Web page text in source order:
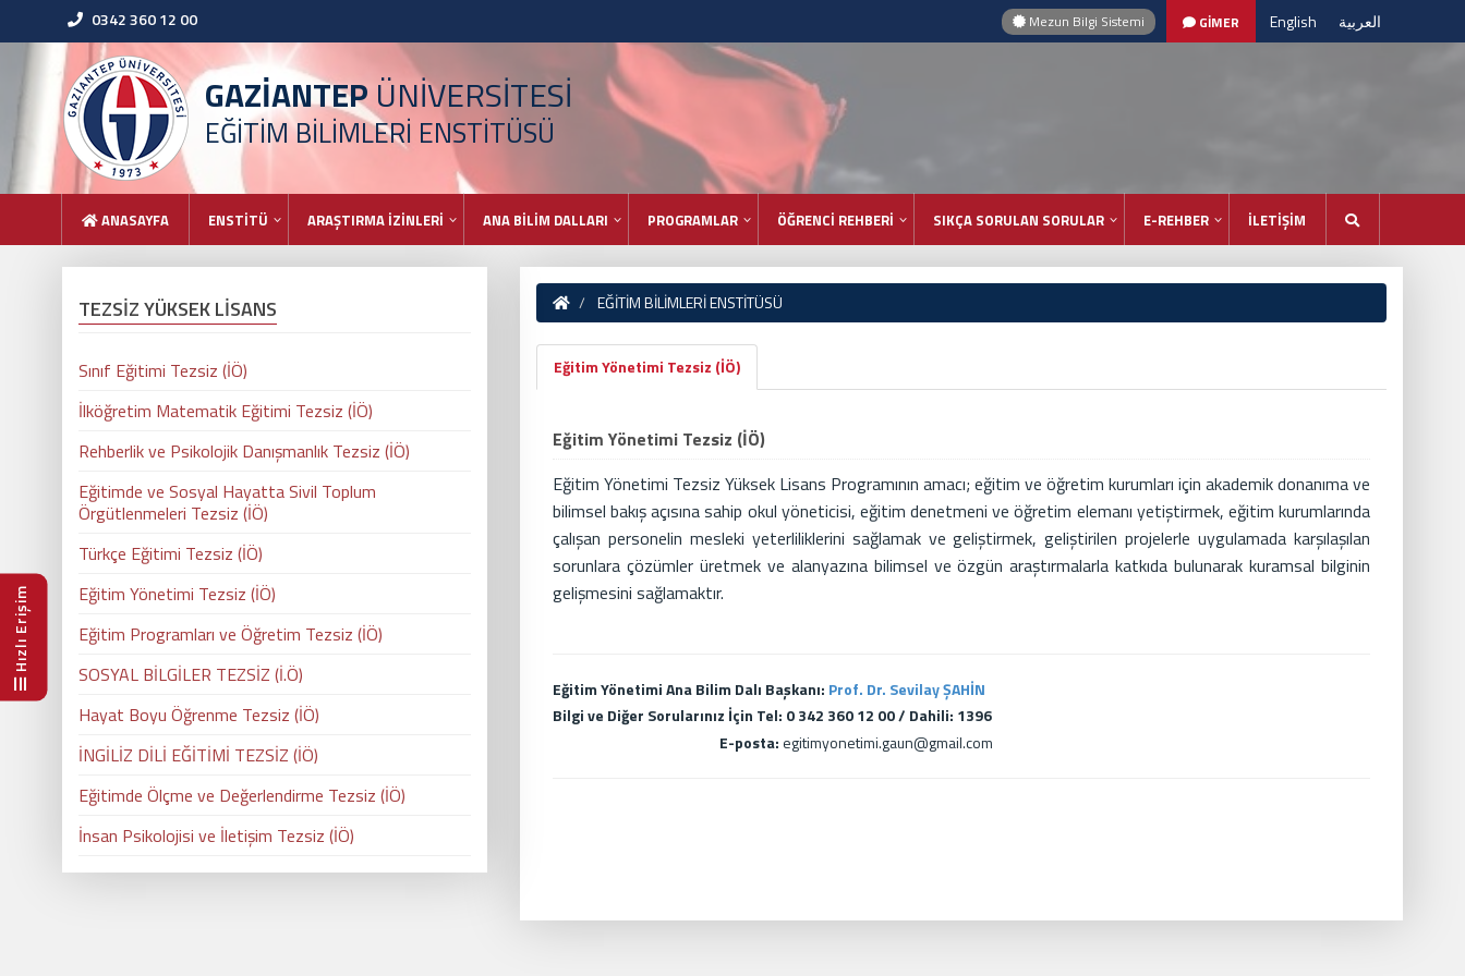
Hızlı Erişim
0342 360 12 00 Mezun Bilgi Sistemi GİMER English العربية
GAZİANTEPÜNİVERSİTESİ
EĞİTİM BİLİMLERİ ENSTİTÜSÜ
ANASAYFA ENSTİTÜ ARAŞTIRMA İZİNLERİ ANA BİLİM DALLARI PROGRAMLAR ÖĞRENCİ REHBERİ SIKÇA SORULAN SORULAR E-REHBER İLETİŞİM
EĞİTİM BİLİMLERİ ENSTİTÜSÜ
Eğitim Yönetimi Tezsiz (İÖ)
Eğitim Yönetimi Tezsiz (İÖ)
Eğitim Yönetimi Tezsiz Yüksek Lisans Programının amacı; eğitim ve öğretim kurumları için akademik donanıma ve
bilimsel bakış açısına sahip okul yöneticisi, eğitim denetmeni ve öğretim elemanı yetiştirmek, eğitim kurumlarında
çalışan personelin mesleki yeterliliklerini sağlamak ve geliştirmek, geliştirilen projelerle uygulamada karşılaşılan
sorunlara çözümler üretmek ve alanyazına bilimsel ve özgün araştırmalarla katkıda bulunarak kuramsal bilginin
gelişmesini sağlamaktır.
Eğitim Yönetimi Ana Bilim Dalı Başkanı: Prof. Dr. Sevilay ŞAHİN
Bilgi ve Diğer Sorularınız İçin Tel: 0 342 360 12 00 / Dahili: 1396
E-posta: egitimyonetimi.gaun@gmail.com
TEZSİZ YÜKSEK LİSANS
Sınıf Eğitimi Tezsiz (İÖ)
İlköğretim Matematik Eğitimi Tezsiz (İÖ)
Rehberlik ve Psikolojik Danışmanlık Tezsiz (İÖ)
Eğitimde ve Sosyal Hayatta Sivil Toplum
Örgütlenmeleri Tezsiz (İÖ)
Türkçe Eğitimi Tezsiz (İÖ)
Eğitim Yönetimi Tezsiz (İÖ)
Eğitim Programları ve Öğretim Tezsiz (İÖ)
SOSYAL BİLGİLER TEZSİZ (İ.Ö)
Hayat Boyu Öğrenme Tezsiz (İÖ)
İNGİLİZ DİLİ EĞİTİMİ TEZSİZ (İÖ)
Eğitimde Ölçme ve Değerlendirme Tezsiz (İÖ)
İnsan Psikolojisi ve İletişim Tezsiz (İÖ)